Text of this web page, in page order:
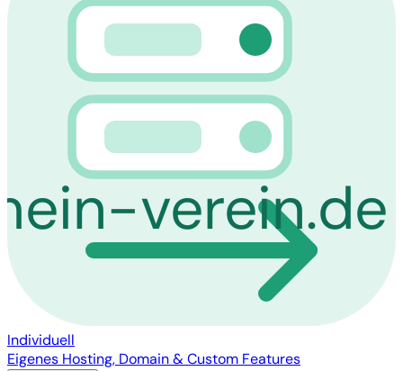
verein.de
Individuell
Eigenes Hosting, Domain & Custom Features